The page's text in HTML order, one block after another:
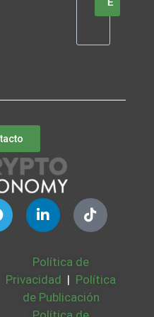
E
Política de
Privacidad | Política
de Publicación